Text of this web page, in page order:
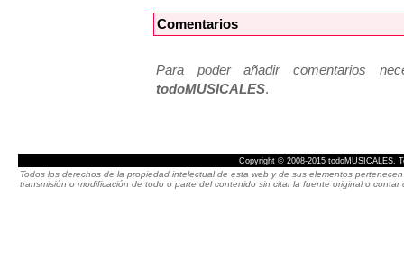
Comentarios
Para poder añadir comentarios
todoMUSICALES.
Copyright © 2008-2015 todoMUSICALES.
Todos los derechos de la propiedad intelectual de esta web y de sus elementos
transmisión o modificación de todo o parte del contenido sin citar la fuente original o